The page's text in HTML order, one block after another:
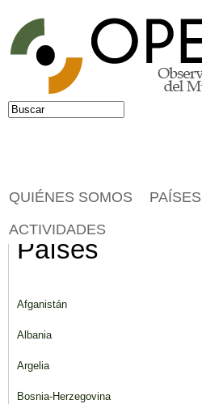
Jump to navigation
Formulario de búsqueda
Buscar
Países
Afganistán
Albania
Argelia
Bosnia-Herzegovina
QUIÉNES SOMOS PAÍSES
ACTIVIDADES